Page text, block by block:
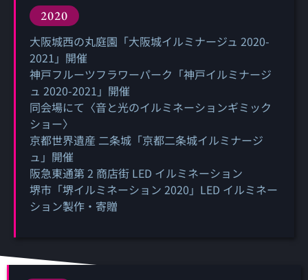
2020
大阪城西の丸庭園「大阪城イルミナージュ 2020-
2021」開催
神戸フルーツフラワーパーク「神戸イルミナージ
ュ 2020-2021」開催
同会場にて〈音と光のイルミネーションギミック
ショー〉
京都世界遺産 二条城「京都二条城イルミナージ
ュ」開催
阪急東通第 2 商店街 LED イルミネーション
堺市「堺イルミネーション 2020」LED イルミネー
ション製作・寄贈